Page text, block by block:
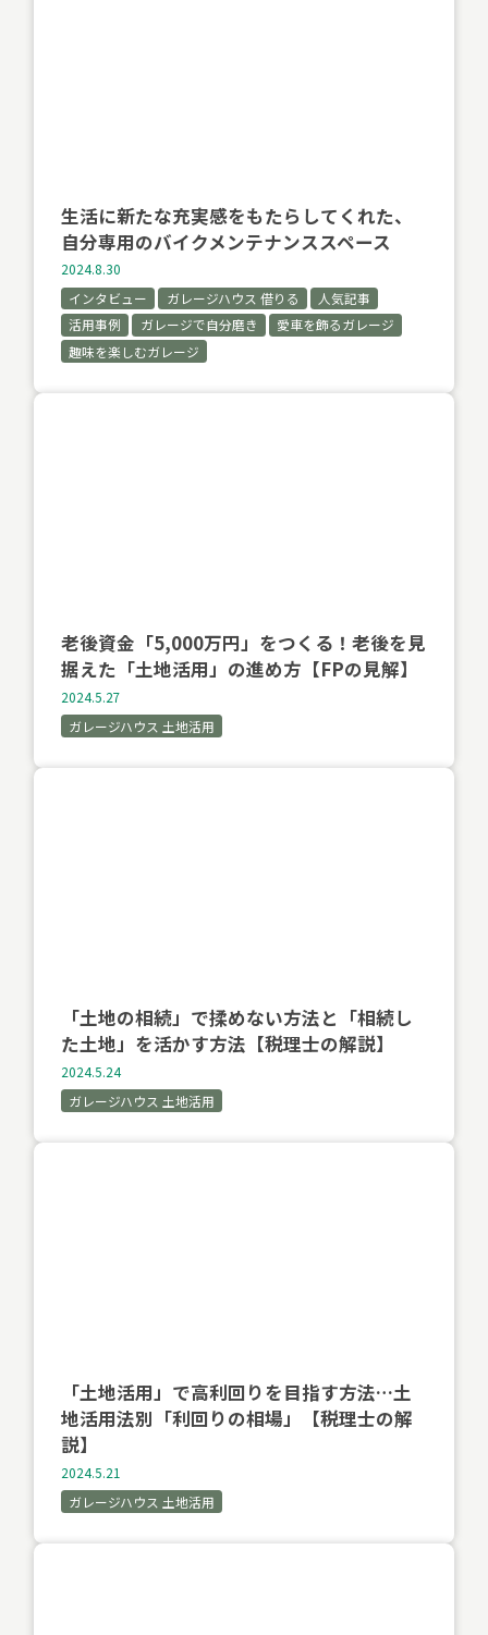
生活に新たな充実感をもたらしてくれた、
自分専用のバイクメンテナンススペース
2024.8.30
インタビュー
ガレージハウス 借りる
人気記事
活用事例
ガレージで自分磨き
愛車を飾るガレージ
趣味を楽しむガレージ
老後資金「5,000万円」をつくる！老後を見
据えた「土地活用」の進め方【FPの見解】
2024.5.27
ガレージハウス 土地活用
「土地の相続」で揉めない方法と「相続し
た土地」を活かす方法【税理士の解説】
2024.5.24
ガレージハウス 土地活用
「土地活用」で高利回りを目指す方法…土
地活用法別「利回りの相場」【税理士の解
説】
2024.5.21
ガレージハウス 土地活用